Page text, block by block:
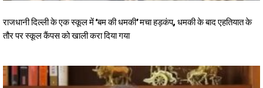
राजधानी दिल्ली के एक स्कूल में ‘बम की धमकी’ मचा हड़कंप, धमकी के बाद एहतियात के
तौर पर स्कूल कैंपस को खाली करा दिया गया